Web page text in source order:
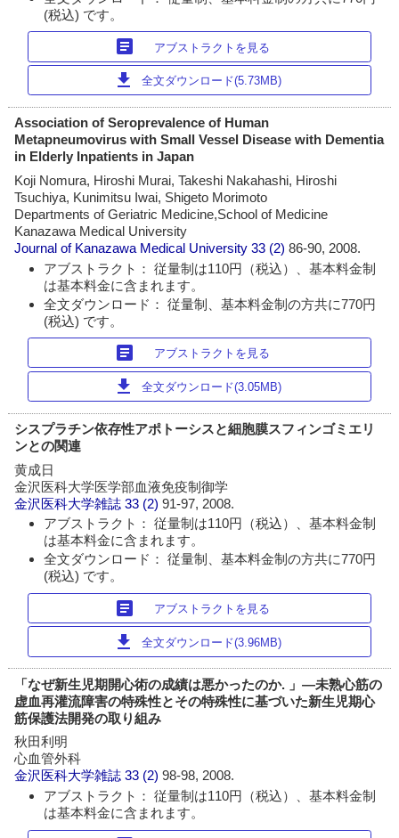
(税込) です。
article アブストラクトを見る
download 全文ダウンロード(5.73MB)
Association of Seroprevalence of Human
Metapneumovirus with Small Vessel Disease with Dementia
in Elderly Inpatients in Japan
Koji Nomura, Hiroshi Murai, Takeshi Nakahashi, Hiroshi
Tsuchiya, Kunimitsu Iwai, Shigeto Morimoto
Departments of Geriatric Medicine,School of Medicine
Kanazawa Medical University
Journal of Kanazawa Medical University 33 (2)86-90, 2008.
アブストラクト： 従量制は110円（税込）、基本料金制
は基本料金に含まれます。
全文ダウンロード： 従量制、基本料金制の方共に770円
(税込) です。
article アブストラクトを見る
download 全文ダウンロード(3.05MB)
シスプラチン依存性アポトーシスと細胞膜スフィンゴミエリ
ンとの関連
黄成日
金沢医科大学医学部血液免疫制御学
金沢医科大学雑誌 33 (2)91-97, 2008.
アブストラクト： 従量制は110円（税込）、基本料金制
は基本料金に含まれます。
全文ダウンロード： 従量制、基本料金制の方共に770円
(税込) です。
article アブストラクトを見る
download 全文ダウンロード(3.96MB)
「なぜ新生児期開心術の成績は悪かったのか. 」―未熟心筋の
虚血再灌流障害の特殊性とその特殊性に基づいた新生児期心
筋保護法開発の取り組み
秋田利明
心血管外科
金沢医科大学雑誌 33 (2)98-98, 2008.
アブストラクト： 従量制は110円（税込）、基本料金制
は基本料金に含まれます。